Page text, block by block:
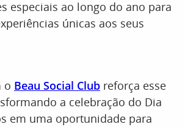
especiais ao longo do ano para
únicas aos seus
o Beau Social Club reforça esse
a celebração do Dia
em uma oportunidade para